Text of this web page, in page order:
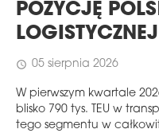
POZYCJĘ
schedule 05 sierpnia 2026
W pierwszym kwartale
blisko 790 tys. TEU w
tego segmentu w